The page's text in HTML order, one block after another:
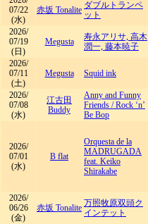
07/22
(水)
赤坂 Tonalite ダブルトランペ
ット
2026/
07/19
(日)
Megusta
寿永アリサ, 高木
潤一, 藤本暁子
2026/
07/11
(土)
Megusta Squid ink
2026/
07/08
(水)
江古田
Buddy
Anny and Funny
Friends /Rock ‘n’
Be Bop
2026/
07/01
(水)
B flat
Orquesta de la
MADRUGADA
feat. Keiko
Shirakabe
2026/
06/26
(金)
赤坂 Tonalite 万照牧原双頭ク
インテット